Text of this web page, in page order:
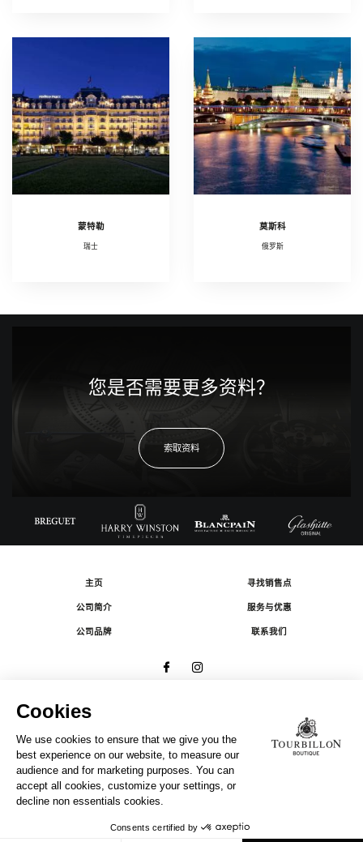
蒙特勒
瑞士
莫斯科
俄罗斯
您是否需要更多资料？
索取资料
主页
公司简介
公司品牌
寻找销售点
服务与优惠
联系我们
A COMPANY OF THE